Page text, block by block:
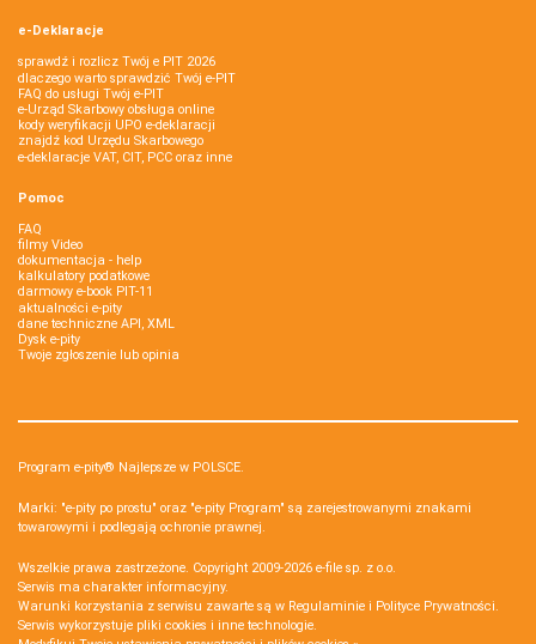
e-Deklaracje
sprawdź i rozlicz Twój e PIT 2026
dlaczego warto sprawdzić Twój e-PIT
FAQ do usługi Twój e-PIT
e-Urząd Skarbowy obsługa online
kody weryfikacji UPO e-deklaracji
znajdź kod Urzędu Skarbowego
e-deklaracje VAT, CIT, PCC oraz inne
Pomoc
FAQ
filmy Video
dokumentacja - help
kalkulatory podatkowe
darmowy e-book PIT-11
aktualności e-pity
dane techniczne API, XML
Dysk e-pity
Twoje zgłoszenie lub opinia
Program e-pity® Najlepsze w POLSCE.
Marki: "e-pity po prostu" oraz "e-pity Program" są zarejestrowanymi znakami
towarowymi i podlegają ochronie prawnej.
Wszelkie prawa zastrzeżone. Copyright 2009-2026 e-file sp. z o.o.
Serwis ma charakter informacyjny.
Warunki korzystania z serwisu zawarte są w Regulaminie i Polityce Prywatności.
Serwis wykorzystuje pliki cookies i inne technologie.